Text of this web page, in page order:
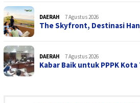
DAERAH 7 Agustus 2026
The Skyfront, Destinasi
DAERAH 7 Agustus 2026
Kabar Baik untuk PPPK